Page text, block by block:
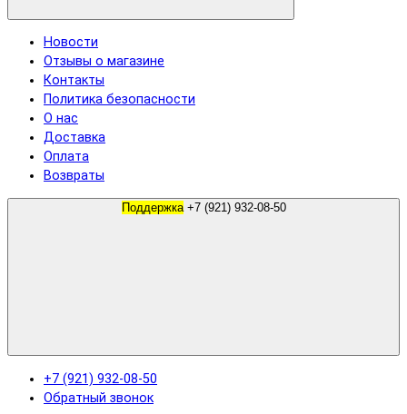
Новости
Отзывы о магазине
Контакты
Политика безопасности
О нас
Доставка
Оплата
Возвраты
Поддержка +7 (921) 932-08-50
+7 (921) 932-08-50
Обратный звонок